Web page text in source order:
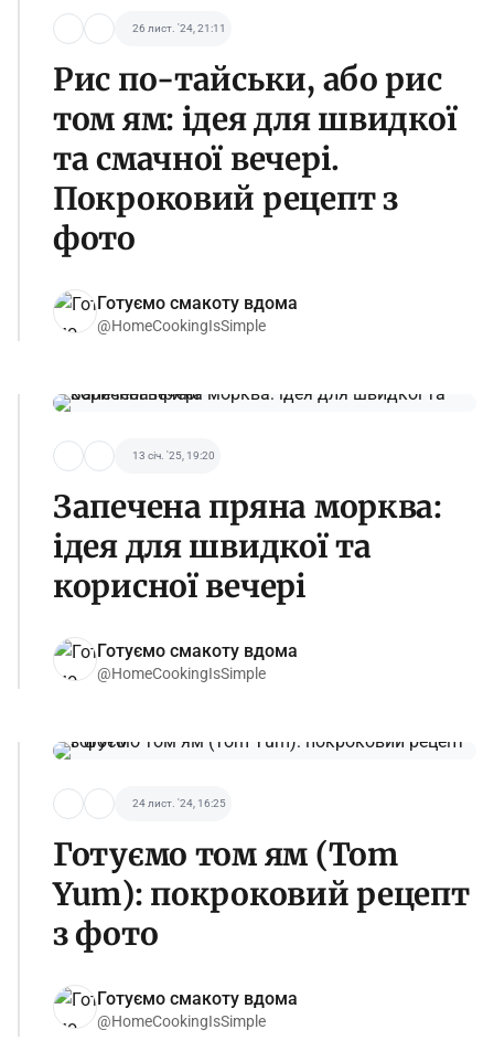
26 лист. '24, 21:11
Рис по-тайськи, або рис
том ям: ідея для швидкої
та смачної вечері.
Покроковий рецепт з
фото
Готуємо смакоту вдома
@HomeCookingIsSimple
13 січ. '25, 19:20
Запечена пряна морква:
ідея для швидкої та
корисної вечері
Готуємо смакоту вдома
@HomeCookingIsSimple
24 лист. '24, 16:25
Готуємо том ям (Tom
Yum): покроковий рецепт
з фото
Готуємо смакоту вдома
@HomeCookingIsSimple